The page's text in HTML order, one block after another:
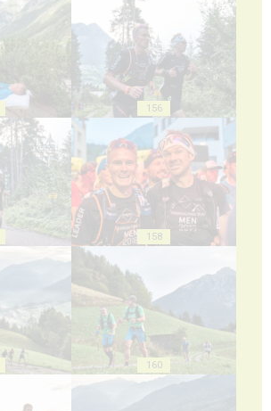
156
158
160